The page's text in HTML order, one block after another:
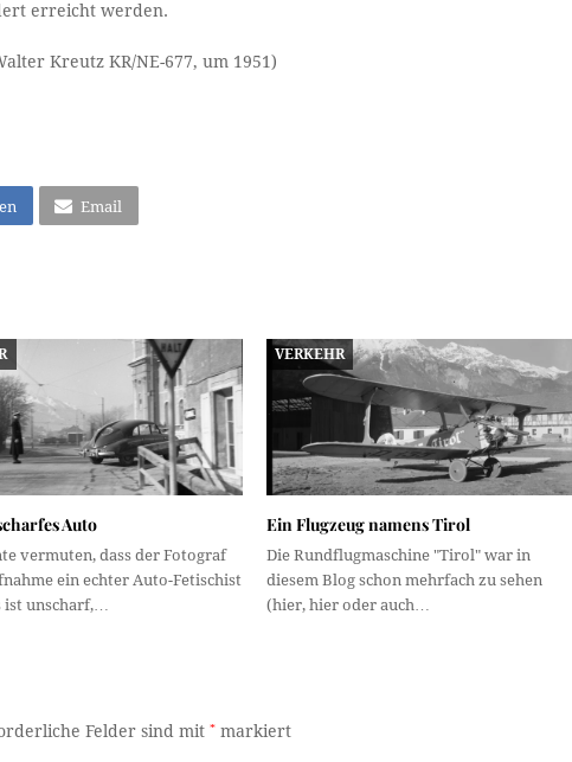
erreicht werden.
Kreutz KR/NE-677, um 1951)
Email
Auto
vermuten, dass der Fotograf
ein echter Auto-Fetischist
ist unscharf,…
VERKEHR
Ein Flugzeug namens Tirol
Die Rundflugmaschine "Tirol" war in
diesem Blog schon mehrfach zu sehen
(hier, hier oder auch…
Felder sind mit* markiert